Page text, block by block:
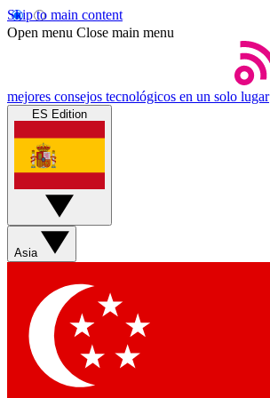
Skip to main content
Open menu Close main menu
mejores consejos tecnológicos en un solo lugar
ES Edition
Asia